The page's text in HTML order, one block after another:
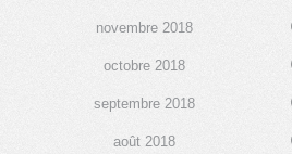
novembre 2018
octobre 2018
septembre 2018
août 2018